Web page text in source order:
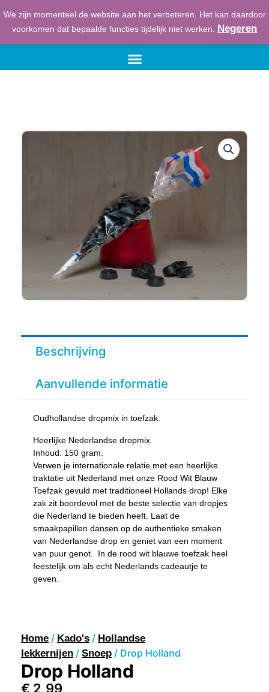
We zijn momenteel de website aan het verbeteren. Het kan daardoor
voorkomen dat bepaalde functies tijdelijk niet werken. Negeren
Beschrijving
Aanvullende informatie
Oudhollandse dropmix in toefzak.
Heerlijke Nederlandse dropmix.
Inhoud: 150 gram.
Verwen je internationale relatie met een heerlijke
traktatie uit Nederland met onze Rood Wit Blauw
Toefzak gevuld met traditioneel Hollands drop! Elke
zak zit boordevol met de beste selectie van dropjes
die Nederland te bieden heeft. Laat de
smaakpapillen dansen op de authentieke smaken
van Nederlandse drop en geniet van een moment
van puur genot. In de rood wit blauwe toefzak heel
feestelijk om als echt Nederlands cadeautje te
geven.
Home / Kado's / Hollandse
lekkernijen / Snoep / Drop Holland
Drop Holland
€ 2,99